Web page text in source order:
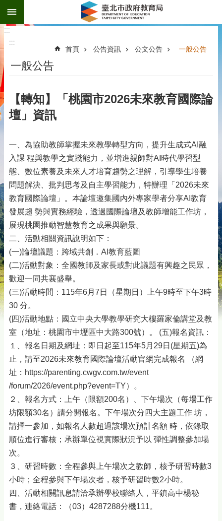
跳到主要內容區塊
:::
:::
首頁 公告資訊 公文公告 一般公告
一般公告
【轉知】「桃園市2026未來教育國際論
壇」資訊
一、為協助教師掌握未來教學轉型方向，提升生成式AI融
入課 程與教學之實踐能力，並增進親師對AI時代學習型
態、數位素養及未來人才培育趨勢之理解，引導學生培養
問題解決、批判思考及自主學習能力，特辦理「2026未來
教育國際論壇」。本論壇邀集國內外專家學者分享AI教育
發展趨 勢與實務經驗，透過國際論壇及教師增能工作坊，
展現桃園推動智慧教育之成果與願景。
二、活動相關資訊說明如下：
(一)論壇議題：跨域共創．AI教育藍圖
(二)活動對象：全國教師及家長或對此議題有興趣之民眾，
歡迎一同共襄盛舉。
(三)活動時間：115年6月7日（星期日）上午9時至下午3時
30 分。
(四)活動地點：國立中央大學教學研究大樓羅家倫講堂及教
室（地址：桃園市中壢區中大路300號）。 (五)報名資訊：
１、報名日期及網址：即日起至115年5月29日(星期五)為
止，請至2026未來教育國際論壇活動官網完成報名 （網
址：https://parenting.cwgv.com.tw/event
/forum/2026/event.php?event=TY）。
２、報名方式：上午（限額200名）、下午場次（每場工作
坊限額30名）請分開報名。下午場次分四大主題工作 坊，
請擇一參加，如報名人數超過該場次預計名額 時，依錄取
順位進行審核；承辦單位視實際狀況予以 彈性調整參加場
次。
３、研習時數：全程參與上午場次之教師，核予研習時數3
小時；全程參與下午場次者，核予研習時數2小時。
四、活動相關訊息請洽承辦學校聯絡人，平鎮高中楊秘
書，連絡電話：（03）4287288分機111。